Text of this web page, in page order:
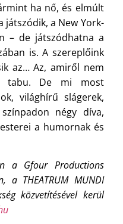
ha nő, és elmúlt
a New York-
– de játszódhatna a
is. A szereplőink
az… Az, amiről nem
tabu. De mi most
világhírű slágerek,
négy díva,
a humornak és
a Gfour Productions
a THEATRUM MUNDI
közvetítésével kerül